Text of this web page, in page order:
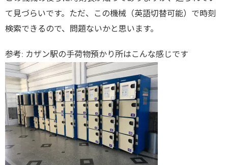
て見づらいです。ただ、この機械（英語切替可能）で時刻
検索できるので、問題ないかと思います。
参考: カザン駅の手荷物預かり所はこんな感じです